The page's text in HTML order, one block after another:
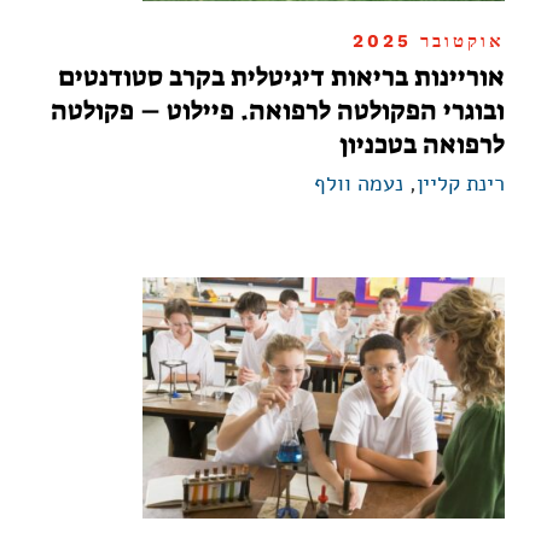
אוקטובר 2025
אוריינות בריאות דיגיטלית בקרב סטודנטים
ובוגרי הפקולטה לרפואה. פיילוט – פקולטה
לרפואה בטכניון
רינת קליין, נעמה וולף